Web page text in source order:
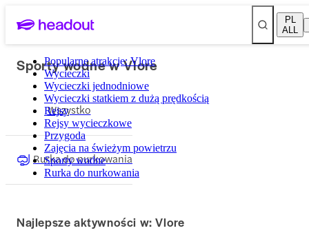
PL
ALL
Popularne atrakcje: Vlore
Wycieczki
Wycieczki jednodniowe
Wycieczki statkiem z dużą prędkością
Rejsy
Rejsy wycieczkowe
Przygoda
Zajęcia na świeżym powietrzu
Sporty wodne
Rurka do nurkowania
Sporty wodne w Vlore
Wszystko
Rurka do nurkowania
Najlepsze aktywności w: Vlore